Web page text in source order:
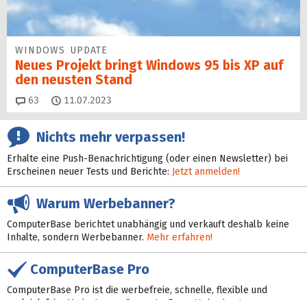
WINDOWS UPDATE
Neues Projekt bringt Windows 95 bis XP auf
den neusten Stand
63 Kommentare
11.07.2023
Nichts mehr verpassen!
Erhalte eine Push-Benachrichtigung (oder einen Newsletter) bei
Erscheinen neuer Tests und Berichte: Jetzt anmelden!
Warum Werbebanner?
ComputerBase berichtet unabhängig und verkauft deshalb keine
Inhalte, sondern Werbebanner. Mehr erfahren!
ComputerBase Pro
ComputerBase Pro ist die werbefreie, schnelle, flexible und